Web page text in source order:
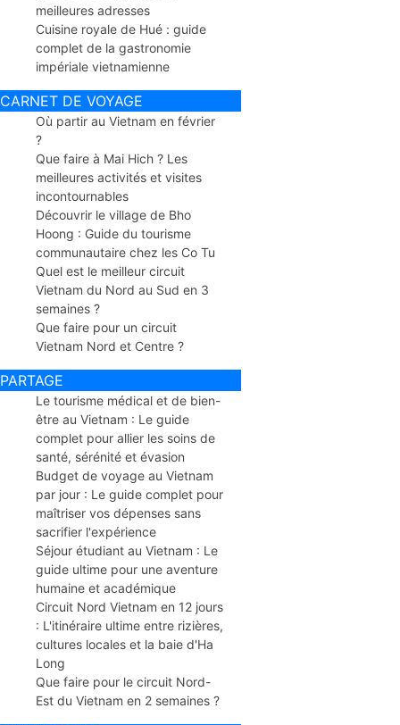
meilleures adresses
Cuisine royale de Hué : guide
complet de la gastronomie
impériale vietnamienne
CARNET DE VOYAGE
Où partir au Vietnam en février
?
Que faire à Mai Hich ? Les
meilleures activités et visites
incontournables
Découvrir le village de Bho
Hoong : Guide du tourisme
communautaire chez les Co Tu
Quel est le meilleur circuit
Vietnam du Nord au Sud en 3
semaines ?
Que faire pour un circuit
Vietnam Nord et Centre ?
PARTAGE
Le tourisme médical et de bien-
être au Vietnam : Le guide
complet pour allier les soins de
santé, sérénité et évasion
Budget de voyage au Vietnam
par jour : Le guide complet pour
maîtriser vos dépenses sans
sacrifier l'expérience
Séjour étudiant au Vietnam : Le
guide ultime pour une aventure
humaine et académique
Circuit Nord Vietnam en 12 jours
: L'itinéraire ultime entre rizières,
cultures locales et la baie d'Ha
Long
Que faire pour le circuit Nord-
Est du Vietnam en 2 semaines ?